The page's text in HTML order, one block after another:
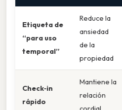
Etiqueta de
“para uso
temporal”
Reduce la
ansiedad
de la
propiedad
Check‑in
rápido
Mantiene la
relación